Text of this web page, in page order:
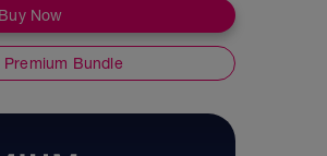
Buy Now
Bundle